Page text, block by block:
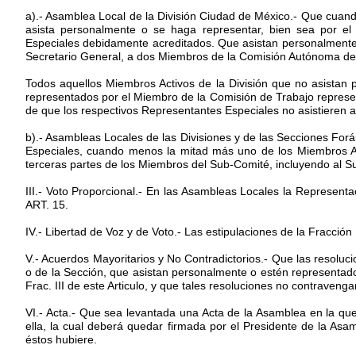
a).- Asamblea Local de la División Ciudad de México.- Que
asista personalmente o se haga representar, bien sea por
Especiales debidamente acreditados. Que asistan
Secretario General, a dos Miembros de la Comisión Autónoma
Todos aquellos Miembros Activos de la División que no
representados por el Miembro de la Comisión de Trabajo
de que los respectivos Representantes Especiales no asistieren
b).- Asambleas Locales de las Divisiones y de las Secciones
Especiales, cuando menos la mitad más uno de los
terceras partes de los Miembros del Sub-Comité, incluyendo al
III.- Voto Proporcional.- En las Asambleas Locales la
ART. 15.
IV.- Libertad de Voz y de Voto.- Las estipulaciones de la
V.- Acuerdos Mayoritarios y No Contradictorios.- Que las
o de la Sección, que asistan personalmente o estén
Frac. III de este Articulo, y que tales resoluciones no
VI.- Acta.- Que sea levantada una Acta de la Asamblea en la
ella, la cual deberá quedar firmada por el Presidente de la
éstos hubiere.